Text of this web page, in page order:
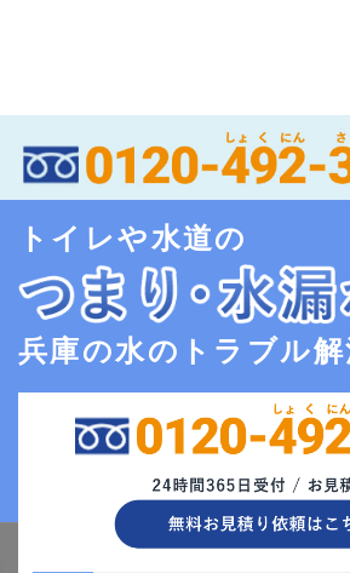
トイレや水道の
兵庫の水のトラブル解